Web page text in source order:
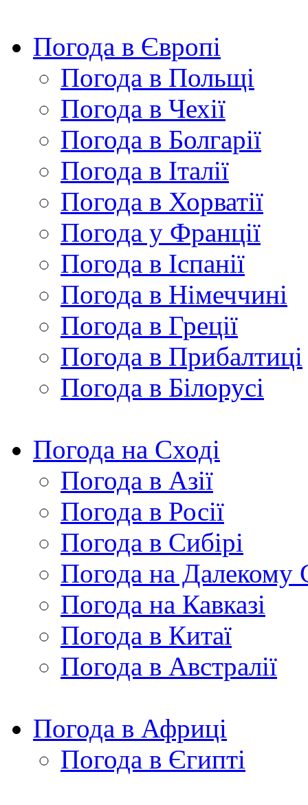
Погода в Європі
Погода в Польщі
Погода в Чехії
Погода в Болгарії
Погода в Італії
Погода в Хорватії
Погода у Франції
Погода в Іспанії
Погода в Німеччині
Погода в Греції
Погода в Прибалтиці
Погода в Білорусі
Погода на Сході
Погода в Азії
Погода в Росії
Погода в Сибірі
Погода на Далекому
Погода на Кавказі
Погода в Китаї
Погода в Австралії
Погода в Африці
Погода в Єгипті